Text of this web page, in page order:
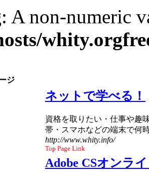
: A non-numeric
ジ
ネットで学べる！
資格を取りたい・仕事や趣
帯・スマホなどの端末で何
http://www.whity.info/
Top Page Link
Adobe CSオンラ